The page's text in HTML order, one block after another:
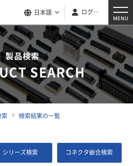
日本語 ログイン
製品検索
SEARCH
索 検索結果の一覧
シリーズ検索 コネクタ嵌合検索